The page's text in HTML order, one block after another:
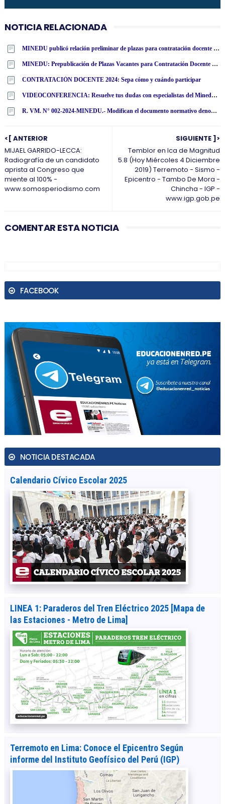
NOTICIA RELACIONADA
MINEDU publicó relación preliminar de plazas para contratación docente 2024 por región [ACTUALIZADO]
MINEDU: Prepublicación de Plazas Vacantes para Contratación Docente 2024 - www·minedu·gob·pe
CONTRATACIÓN DOCENTE 2024: Sepa cómo y cuándo participar
VIDEOCONFERENCIA: Resuelve tus dudas con especialistas del Minedu sobre el proceso de Contratación Docente 2024 [EN VIVO] www·minedu·gob·pe
R. VM. N° 002-2024-MINEDU.- Modifican el documento normativo denominado «Disposiciones que regulan el Concurso Público de Ingreso a la Carrera Pública Magisterial - 2022 y que Determina los Cuadros de Mérito para la Contratación Docente 2023-2024 en Instituciones Educativas Públicas de Educación Básica», Modifican Cronograma y dictan otras disposiciones
SIGUIENTE ]>
Temblor en Ica de Magnitud
5.8 (Hoy Miércoles 4 Diciembre
2019) Terremoto - Sismo -
Epicentro - Tambo De Mora -
Chincha - IGP -
www.igp.gob.pe
<[ ANTERIOR
MIJAEL GARRIDO-LECCA:
Radiografía de un candidato
aprista al Congreso que
miente al 100% -
www.somosperiodismo.com
COMENTAR ESTA NOTICIA
FACEBOOK
NOTICIA DESTACADA
Calendario Cívico Escolar 2025
LINEA 1: Paraderos del Tren Eléctrico 2025 [Mapa de
las Estaciones - Metro de Lima]
Terremoto en Lima: Conoce el Epicentro Según
informe del Instituto Geofísico del Perú (IGP)